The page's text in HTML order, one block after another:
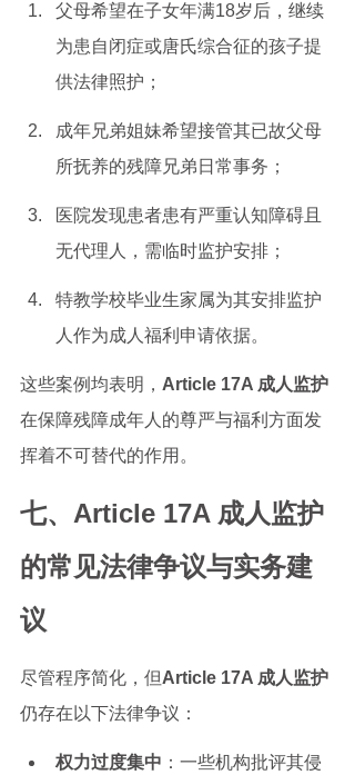
父母希望在子女年满18岁后，继续
为患自闭症或唐氏综合征的孩子提
供法律照护；
成年兄弟姐妹希望接管其已故父母
所抚养的残障兄弟日常事务；
医院发现患者患有严重认知障碍且
无代理人，需临时监护安排；
特教学校毕业生家属为其安排监护
人作为成人福利申请依据。
这些案例均表明， Article 17A 成人监护
在保障残障成年人的尊严与福利方面发
挥着不可替代的作用。
七、Article 17A 成人监护
的常见法律争议与实务建
议
尽管程序简化，但Article 17A 成人监护
仍存在以下法律争议：
权力过度集中 ：一些机构批评其侵